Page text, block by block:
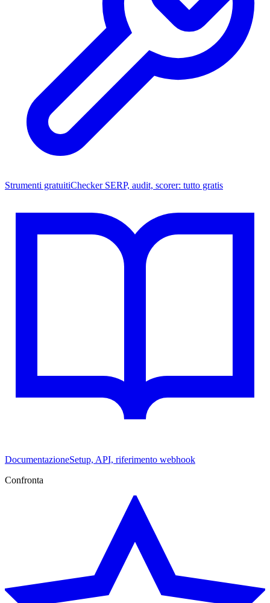
Strumenti gratuitiChecker SERP, audit, scorer: tutto gratis
DocumentazioneSetup, API, riferimento webhook
Confronta